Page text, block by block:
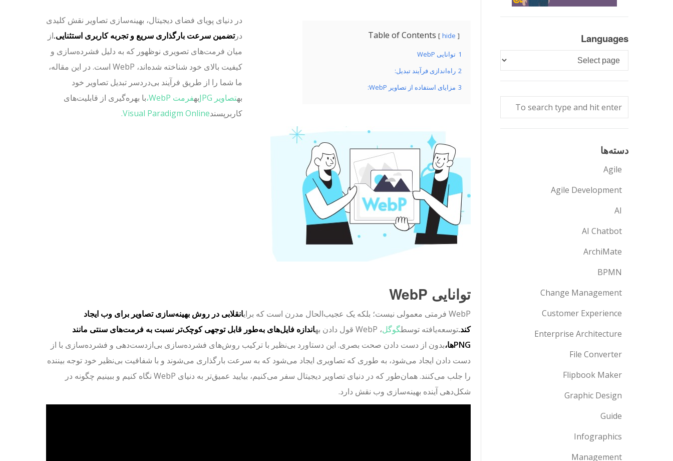
Table of Contents hide
1 توانایی WebP
2 راه‌اندازی فرآیند تبدیل:
3 مزایای استفاده از تصاویر WebP:
در دنیای پویای فضای دیجیتال، بهینه‌سازی تصاویر نقش کلیدی
درتضمین سرعت بارگذاری سریع و تجربه کاربری استثنایی.از
میان فرمت‌های تصویری نوظهور که به دلیل فشرده‌سازی و
کیفیت بالای خود شناخته شده‌اند، WebP است. در این مقاله،
ما شما را از طریق فرآیند بی‌دردسر تبدیل تصاویر خود
بهتصاویر JPG بهفرمت WebP،
با بهره‌گیری از قابلیت‌های
کاربرپسندVisual Paradigm Online.
توانایی WebP
WebP فرمتی معمولی نیست؛ بلکه یک عجیب‌الحال مدرن است که برای
انقلابی در روش بهینه‌سازی تصاویر برای وب ایجاد
کند.توسعه‌یافته توسطگوگل، WebP قول دادن به
اندازه فایل‌های به‌طور قابل توجهی کوچک‌تر نسبت به فرمت‌های سنتی مانند
PNGها،
بدون از دست دادن صحت بصری. این دستاورد بی‌نظیر با ترکیب روش‌های فشرده‌سازی بی‌ازدست‌دهی و فشرده‌سازی با از
دست دادن ایجاد می‌شود، به طوری که تصاویری ایجاد می‌شود که به سرعت بارگذاری می‌شوند و با شفافیت بی‌نظیر خود توجه بیننده
را جلب می‌کنند. همان‌طور که در دنیای تصاویر دیجیتال سفر می‌کنیم، بیایید عمیق‌تر به دنیای WebP نگاه کنیم و ببینیم چگونه در
شکل‌دهی آینده بهینه‌سازی وب نقش دارد.
Languages
Languages
دسته‌ها
Agile
Agile Development
AI
AI Chatbot
ArchiMate
BPMN
Change Management
Customer Experience
Enterprise Architecture
File Converter
Flipbook Maker
Graphic Design
Guide
Infographics
Management